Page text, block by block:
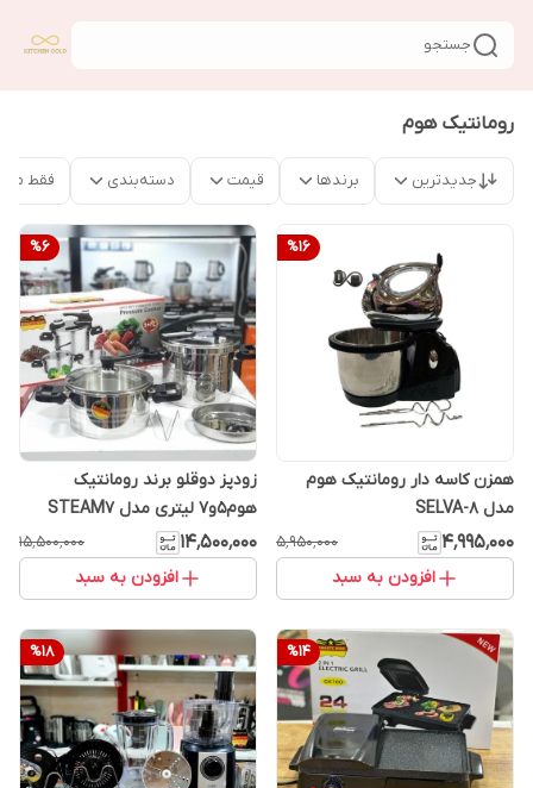
جستجو
رومانتیک هوم
جدیدترین برندها قیمت دسته‌بندی فقط
%16
همزن کاسه دار رومانتیک هوم
مدل SELVA-8
۴٬۹۹۵٬۰۰۰ ۵٬۹۵۰٬۰۰۰
افزودن به سبد
%6
زودپز دوقلو برند رومانتیک
هوم5و7 لیتری مدل STEAM7
۱۴٬۵۰۰٬۰۰۰ ۱۵٬۵۰۰٬۰۰۰
افزودن به سبد
%14
%18